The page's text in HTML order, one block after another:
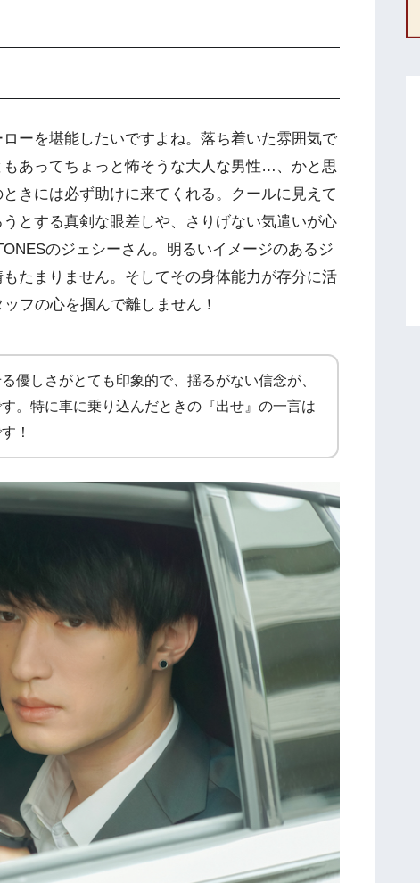
ーを堪能したいですよね。落ち着いた雰囲気で
あってちょっと怖そうな大人な男性…、かと思
きには必ず助けに来てくれる。クールに見えて
とする真剣な眼差しや、さりげない気遣いが心
のジェシーさん。明るいイメージのあるジ
たまりません。そしてその身体能力が存分に活
フの心を掴んで離しません！
優しさがとても印象的で、揺るがない信念が、
。特に車に乗り込んだときの『出せ』の一言は
！